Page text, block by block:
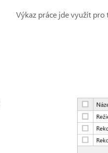
Výkaz práce jde využít